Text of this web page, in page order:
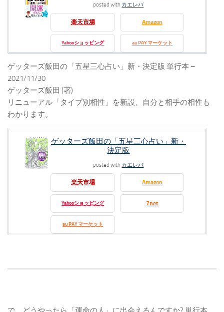
posted with カエレバ
楽天市場 Amazon
Yahooショッピング au PAY マーケット
ゲッターズ飯田の「五星三心占い」新・決定版 単行本 –
2021/11/30
ゲッターズ飯田 (著)
リニューアル「タイプ別相性」を新設、自分と相手の相性も
わかります。
ゲッターズ飯田の「五星三心占い」新・
決定版
posted with カエレバ
楽天市場 Amazon
Yahooショッピング 7net
au PAY マーケット